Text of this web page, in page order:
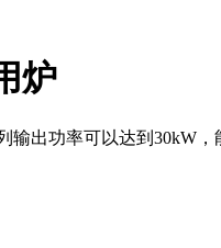
炉
出功率可以达到30kW